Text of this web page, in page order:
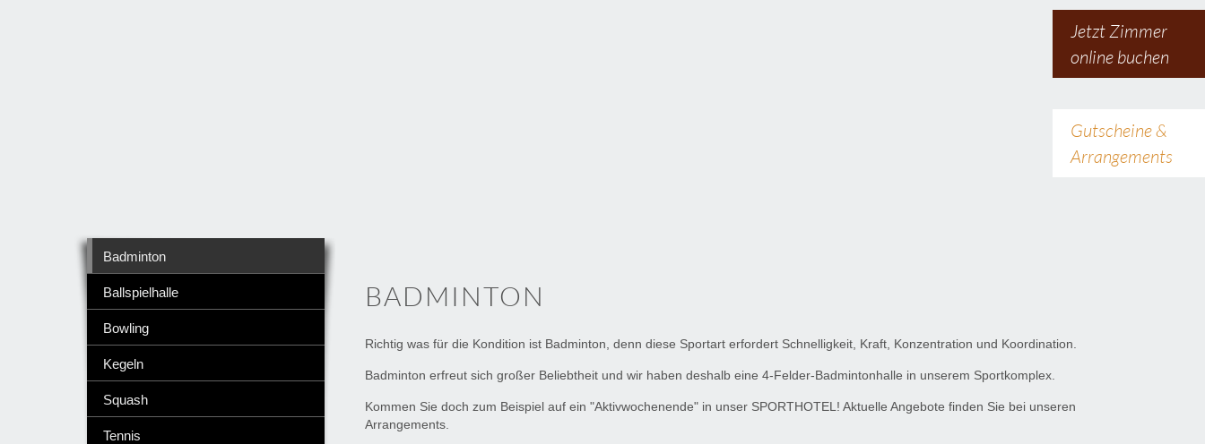
Jetzt Zimmer
online buchen
Gutscheine &
Arrangements
BADMINTON
Richtig was für die Kondition ist Badminton, denn diese Sportart erfordert Schnelligkeit, Kraft, Konzentration und Koordination.
Badminton erfreut sich großer Beliebtheit und wir haben deshalb eine 4-Felder-Badmintonhalle in unserem Sportkomplex.
Kommen Sie doch zum Beispiel auf ein "Aktivwochenende" in unser SPORTHOTEL! Aktuelle Angebote finden Sie bei unseren
Arrangements.
Badminton
Ballspielhalle
Bowling
Kegeln
Squash
Tennis